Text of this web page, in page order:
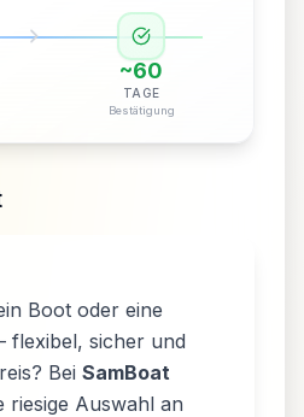
~60
TAGE
Bestätigung
Boot oder eine
flexibel, sicher und
Bei SamBoat
riesige Auswahl an